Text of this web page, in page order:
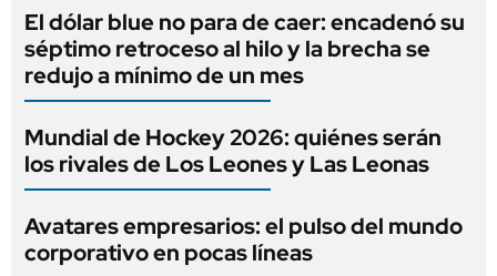
El dólar blue no para de caer: encadenó su
séptimo retroceso al hilo y la brecha se
redujo a mínimo de un mes
Mundial de Hockey 2026: quiénes serán
los rivales de Los Leones y Las Leonas
Avatares empresarios: el pulso del mundo
corporativo en pocas líneas